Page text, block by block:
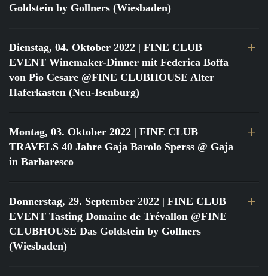
Goldstein by Gollners (Wiesbaden)
Dienstag, 04. Oktober 2022 | FINE CLUB
EVENT Winemaker-Dinner mit Federica Boffa
von Pio Cesare @FINE CLUBHOUSE Alter
Haferkasten (Neu-Isenburg)
Montag, 03. Oktober 2022 | FINE CLUB
TRAVELS 40 Jahre Gaja Barolo Sperss @ Gaja
in Barbaresco
Donnerstag, 29. September 2022 | FINE CLUB
EVENT Tasting Domaine de Trévallon @FINE
CLUBHOUSE Das Goldstein by Gollners
(Wiesbaden)